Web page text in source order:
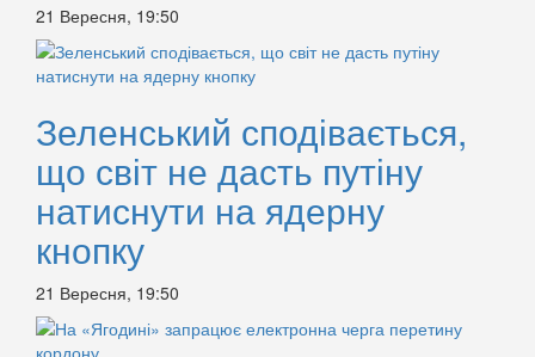
21 Вересня, 19:50
Зеленський сподівається,
що світ не дасть путіну
натиснути на ядерну
кнопку
21 Вересня, 19:50